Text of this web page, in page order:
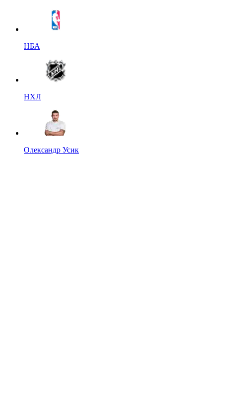
НБА
НХЛ
Олександр Усик